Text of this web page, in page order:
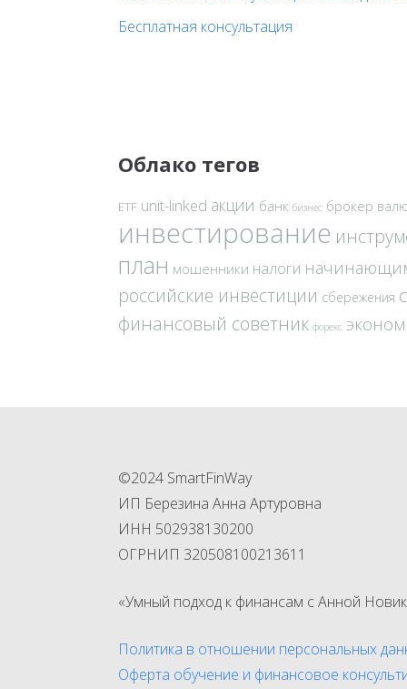
Бесплатная консультация
Облако тегов
ETF unit-linked акции банк бизнес брокер
инвестирование
план мошенники налоги
российские инвестиции сбережения
финансовый советник форекс
©2024 SmartFinWay
ИП Березина Анна Артуровна
ИНН 502938130200
ОГРНИП 320508100213611
«Умный подход к финансам с Анной
Политика в отношении персональных
Оферта обучение и финансовое